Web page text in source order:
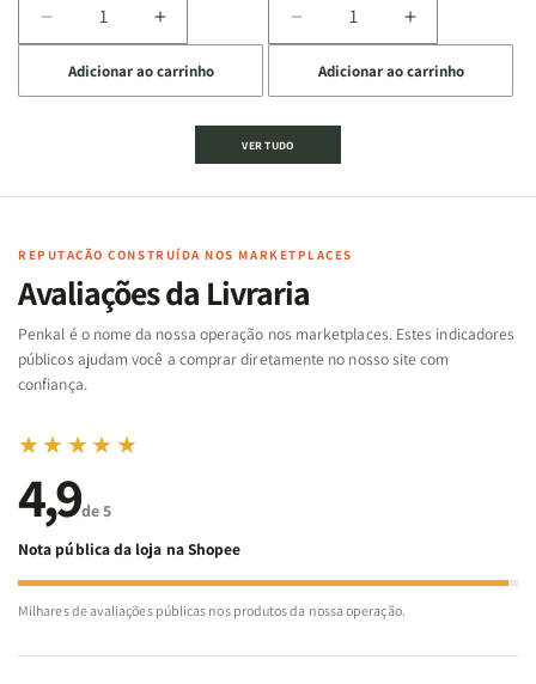
Diminuir
a
quantidade
de
Cartas
Famílias
Bíblia
-
Penkal
Aumentar
a
quantidade
de
Jogo
Cartas
Famílias
da
Bíblia
-
Penkal
Adicionar ao carrinho
Diminuir
a
quantidade
de
Jogo
|
de
Aumentar
a
quantidade
de
|
Adicionar ao carrinho
VER TUDO
REPUTAÇÃO CONSTRUÍDA NOS MARKETPLACES
Avaliações da Livraria
Penkal é o nome da nossa operação nos marketplaces. Estes indicadores
públicos ajudam você a comprar diretamente no nosso site com
confiança.
★★★★★
4,9de 5
Nota pública da loja na Shopee
Milhares de avaliações públicas nos produtos da nossa operação.